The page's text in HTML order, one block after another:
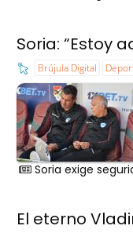
Soria: “Estoy
Brújula Digital
Soria exige
El eterno